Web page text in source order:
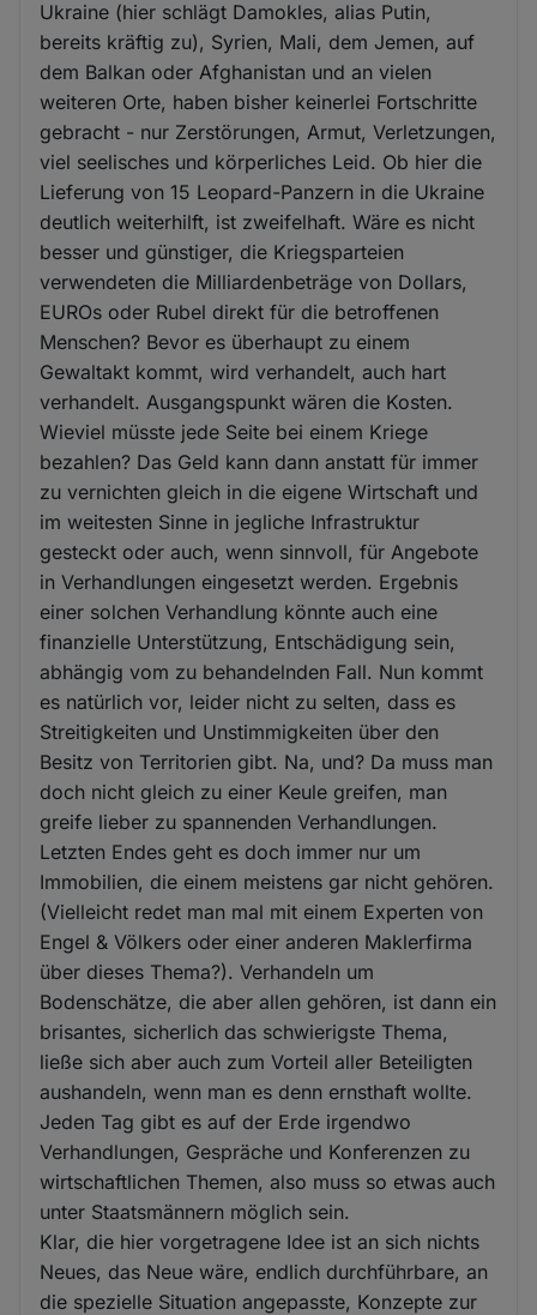
Ukraine (hier schlägt Damokles, alias Putin,
bereits kräftig zu), Syrien, Mali, dem Jemen, auf
dem Balkan oder Afghanistan und an vielen
weiteren Orte, haben bisher keinerlei Fortschritte
gebracht - nur Zerstörungen, Armut, Verletzungen,
viel seelisches und körperliches Leid. Ob hier die
Lieferung von 15 Leopard-Panzern in die Ukraine
deutlich weiterhilft, ist zweifelhaft. Wäre es nicht
besser und günstiger, die Kriegsparteien
verwendeten die Milliardenbeträge von Dollars,
EUROs oder Rubel direkt für die betroffenen
Menschen? Bevor es überhaupt zu einem
Gewaltakt kommt, wird verhandelt, auch hart
verhandelt. Ausgangspunkt wären die Kosten.
Wieviel müsste jede Seite bei einem Kriege
bezahlen? Das Geld kann dann anstatt für immer
zu vernichten gleich in die eigene Wirtschaft und
im weitesten Sinne in jegliche Infrastruktur
gesteckt oder auch, wenn sinnvoll, für Angebote
in Verhandlungen eingesetzt werden. Ergebnis
einer solchen Verhandlung könnte auch eine
finanzielle Unterstützung, Entschädigung sein,
abhängig vom zu behandelnden Fall. Nun kommt
es natürlich vor, leider nicht zu selten, dass es
Streitigkeiten und Unstimmigkeiten über den
Besitz von Territorien gibt. Na, und? Da muss man
doch nicht gleich zu einer Keule greifen, man
greife lieber zu spannenden Verhandlungen.
Letzten Endes geht es doch immer nur um
Immobilien, die einem meistens gar nicht gehören.
(Vielleicht redet man mal mit einem Experten von
Engel & Völkers oder einer anderen Maklerfirma
über dieses Thema?). Verhandeln um
Bodenschätze, die aber allen gehören, ist dann ein
brisantes, sicherlich das schwierigste Thema,
ließe sich aber auch zum Vorteil aller Beteiligten
aushandeln, wenn man es denn ernsthaft wollte.
Jeden Tag gibt es auf der Erde irgendwo
Verhandlungen, Gespräche und Konferenzen zu
wirtschaftlichen Themen, also muss so etwas auch
unter Staatsmännern möglich sein.
Klar, die hier vorgetragene Idee ist an sich nichts
Neues, das Neue wäre, endlich durchführbare, an
die spezielle Situation angepasste, Konzepte zur